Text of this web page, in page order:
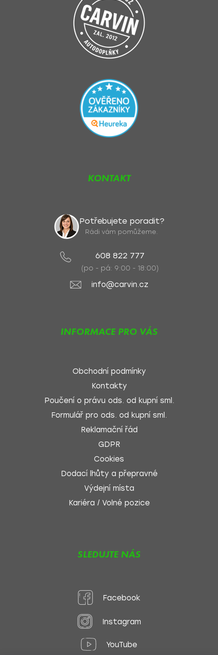
KONTAKT
Potřebujete poradit?
Rádi vám pomůžeme.
608 822 777
(po - pá: 9:00 - 18:00)
info@carvin.cz
INFORMACE PRO VÁS
Obchodní podmínky
Kontakty
Poučení o právu ods. od kupní sml.
Formulář pro ods. od kupní sml.
Reklamační řád
GDPR
Cookies
Dodací lhůty a přepravné
Výdejní místa
Kariéra / Volné pozice
SLEDUJTE NÁS
Facebook
Instagram
YouTube